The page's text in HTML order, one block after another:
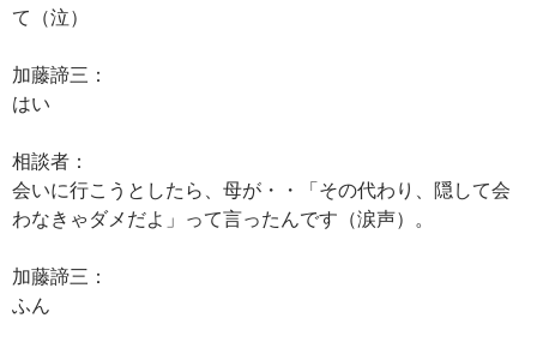
て（泣）
加藤諦三：
はい
相談者：
会いに行こうとしたら、母が・・「その代わり、隠して会
わなきゃダメだよ」って言ったんです（涙声）。
加藤諦三：
ふん